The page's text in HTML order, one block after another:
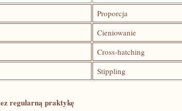
Proporcja
Cieniowanie
Cross-hatching
Stippling
regularną‌ praktykę